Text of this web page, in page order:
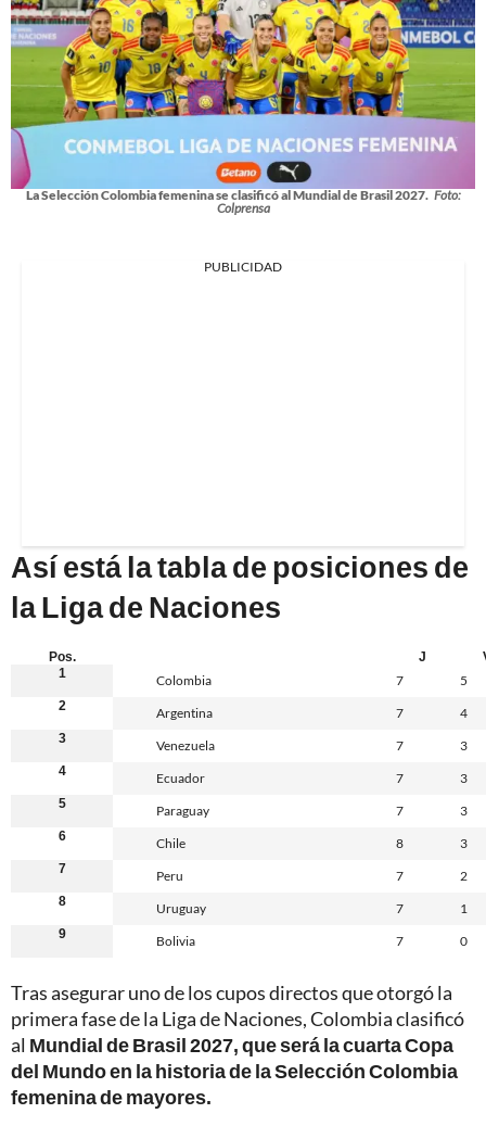
La Selección Colombia femenina se clasificó al Mundial de Brasil 2027. Foto:
Colprensa
PUBLICIDAD
Así está la tabla de posiciones de
la Liga de Naciones
Pos. J
1
Colombia 7
5
2
Argentina 7
4
3
Venezuela 7
3
4
Ecuador 7
3
5
Paraguay 7
3
6
Chile 8
3
7
Peru 7
2
8
Uruguay 7
1
9
Bolivia 7 0
Tras asegurar uno de los cupos directos que otorgó la
primera fase de la Liga de Naciones, Colombia clasificó
al Mundial de Brasil 2027, que será la cuarta Copa
del Mundo en la historia de la Selección Colombia
femenina de mayores.